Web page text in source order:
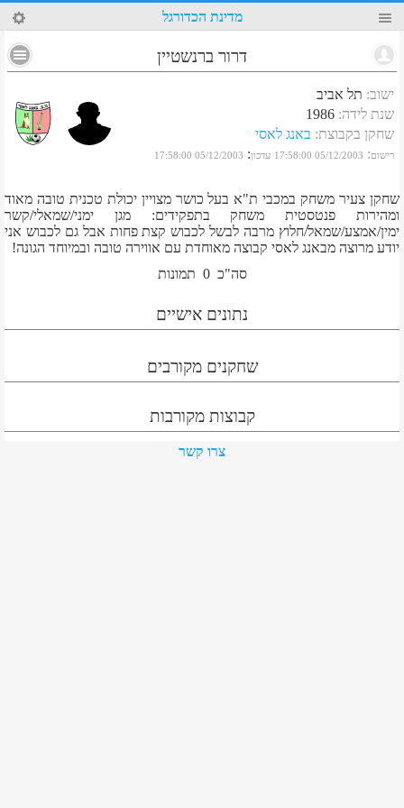
37 מדינת הכדורגל
דרור ברנשטיין
ישוב: תל אביב
שנת לידה:
1986
שחקן בקבוצת: באנג לאסי
רישום:
05/12/2003 17:58:00 עדכון:
05/12/2003 17:58:00
שחקן צעיר משחק במכבי ת"א בעל כושר מצויין יכולת טכנית טובה מאוד
ומהירות פנטסטית משחק בתפקידים: מגן ימני/שמאלי/קשר
ימין/אמצע/שמאל/חלוץ מרבה לבשל לכבוש קצת פחות אבל גם לכבוש אני
יודע מרוצה מבאנג לאסי קבוצה מאוחדת עם אווירה טובה ובמיוחד הגונה!
סה"כ 0 תמונות
נתונים אישיים
שחקנים מקורבים
קבוצות מקורבות
צרו קשר